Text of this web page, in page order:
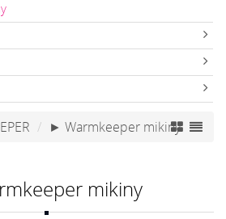
► Warmkeeper mikiny
mikiny